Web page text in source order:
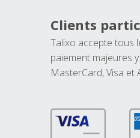
Clients
Talixo accepte tous
paiement majeures
MasterCard, Visa et